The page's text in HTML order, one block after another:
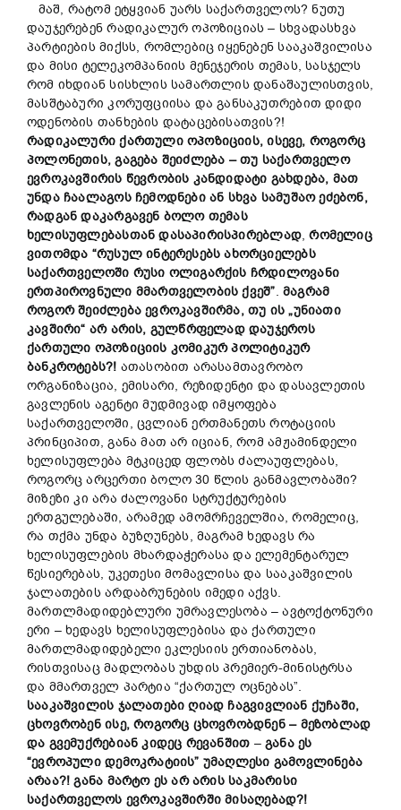
მაშ, რატომ ეტყვიან უარს საქართველოს? ნუთუ
დაუჯერებენ რადიკალურ ოპოზიციას – სხვადასხვა
პარტიების მიქსს, რომლებიც იყენებენ სააკაშვილისა
და მისი ტელეკომპანიის მენეჯერის თემას, სასჯელს
რომ იხდიან სისხლის სამართლის დანაშაულისთვის,
მასშტაბური კორუფციისა და განსაკუთრებით დიდი
ოდენობის თანხების დატაცებისათვის?!
რადიკალურიქართული ოპოზიციის, ისევე, როგორც
პოლონეთის,გაგება შეიძლება –თუ საქართველო
ევროკავშირის წევრობის კანდიდატი გახდება, მათ
უნდაჩაალაგოს ჩემოდნებიან სხვა სამუშაოეძებონ,
რადგანდაკარგავენ ბოლო თემას
ხელისუფლებასთანდასაპირისპირებლად,რომელიც
ვითომდა “რუსულ ინტერესებს ახორციელებს
საქართველოში რუსი ოლიგარქის ჩრდილოვანი
ერთპიროვნული მმართველობის ქვეშ”. მაგრამ
როგორშეიძლებაევროკავშირმა, თუ ის „უნიათი
კავშირი“ არ არის, გულწრფელადდაუჯეროს
ქართული ოპოზიციის კომიკურპოლიტიკურ
ბანკროტებს?! ათასობით არასამთავრობო
ორგანიზაცია, ემისარი, რეზიდენტი და დასავლეთის
გავლენის აგენტი მუდმივად იმყოფება
საქართველოში, ცვლიან ერთმანეთს როტაციის
პრინციპით, განა მათ არ იციან, რომ ამჟამინდელი
ხელისუფლება მტკიცედ ფლობს ძალაუფლებას,
როგორც არცერთი ბოლო 30 წლის განმავლობაში?
მიზეზი კი არა ძალოვანი სტრუქტურების
ერთგულებაში, არამედ ამომრჩეველშია, რომელიც,
რა თქმა უნდა ბუზღუნებს, მაგრამ ხედავს რა
ხელისუფლების მხარდაჭერასა და ელემენტარულ
წესიერებას, უკეთესი მომავლისა და სააკაშვილის
ჯალათების არდაბრუნების იმედი აქვს.
მართლმადიდებლური უმრავლესობა – ავტოქტონური
ერი – ხედავს ხელისუფლებისა და ქართული
მართლმადიდებელი ეკლესიის ერთიანობას,
რისთვისაც მადლობას უხდის პრემიერ-მინისტრსა
და მმართველ პარტია “ქართულ ოცნებას”.
სააკაშვილის ჯალათები ღიადჩაგვივლიან ქუჩაში,
ცხოვრობენ ისე, როგორც ცხოვრობდნენ – მეზობლად
და გვემუქრებიან კიდეც რევანშით – განა ეს
“ევროპული დემოკრატიის” უმაღლესი გამოვლინება
არაა?! განა მარტო ეს არ არის საკმარისი
საქართველოს ევროკავშირშიმისაღებად?!